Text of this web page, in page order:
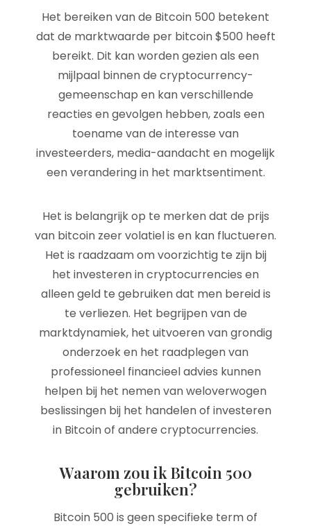
Het bereiken van de Bitcoin 500 betekent
dat de marktwaarde per bitcoin $500 heeft
bereikt. Dit kan worden gezien als een
mijlpaal binnen de cryptocurrency-
gemeenschap en kan verschillende
reacties en gevolgen hebben, zoals een
toename van de interesse van
investeerders, media-aandacht en mogelijk
een verandering in het marktsentiment.
Het is belangrijk op te merken dat de prijs
van bitcoin zeer volatiel is en kan fluctueren.
Het is raadzaam om voorzichtig te zijn bij
het investeren in cryptocurrencies en
alleen geld te gebruiken dat men bereid is
te verliezen. Het begrijpen van de
marktdynamiek, het uitvoeren van grondig
onderzoek en het raadplegen van
professioneel financieel advies kunnen
helpen bij het nemen van weloverwogen
beslissingen bij het handelen of investeren
in Bitcoin of andere cryptocurrencies.
Waarom zou ik Bitcoin 500
gebruiken?
Bitcoin 500 is geen specifieke term of